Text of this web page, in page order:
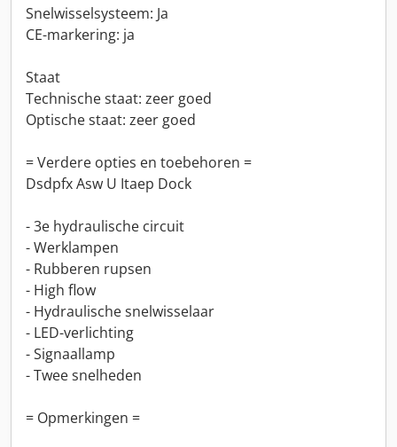
Snelwisselsysteem: Ja
CE-markering: ja
Staat
Technische staat: zeer goed
Optische staat: zeer goed
= Verdere opties en toebehoren =
Dsdpfx Asw U Itaep Dock
- 3e hydraulische circuit
- Werklampen
- Rubberen rupsen
- High flow
- Hydraulische snelwisselaar
- LED-verlichting
- Signaallamp
- Twee snelheden
= Opmerkingen =